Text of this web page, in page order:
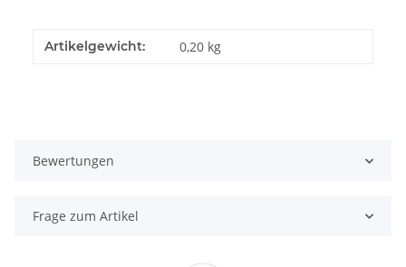
Artikelgewicht: 0,20 kg
Bewertungen
Frage zum Artikel